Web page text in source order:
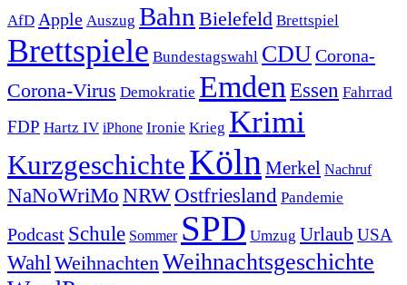
AfD Apple Auszug Bahn Bielefeld Brettspiel
Brettspiele Bundestagswahl CDUCorona-
Corona-Virus Demokratie Emden Essen Fahrrad
FDP Hartz IV iPhone Ironie Krieg Krimi
KurzgeschichteKöln Merkel Nachruf
NaNoWriMo NRWOstfriesland Pandemie
Podcast Schule Sommer SPD Umzug Urlaub USA
Wahl Weihnachten Weihnachtsgeschichte